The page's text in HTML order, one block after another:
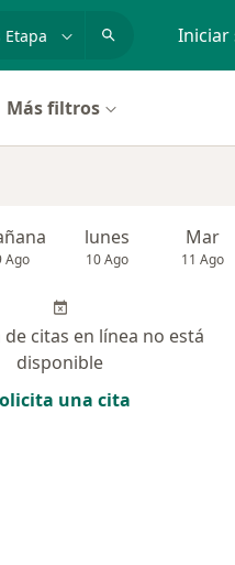
Iniciar
Más filtros
Ago
lunes
10 Ago
Mar
11 Ago
de citas en línea no está
disponible
una cita